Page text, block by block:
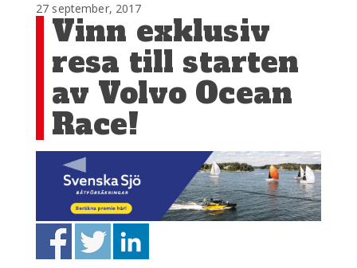
27 september, 2017
Vinn exklusiv
resa till starten
av Volvo Ocean
Race!